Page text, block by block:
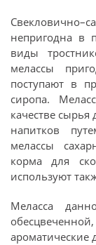
непригодна в
виды
мелассы
поступают в
сиропа.
качестве сырья
напитков
мелассы
корма для
используют
Меласса
ароматические